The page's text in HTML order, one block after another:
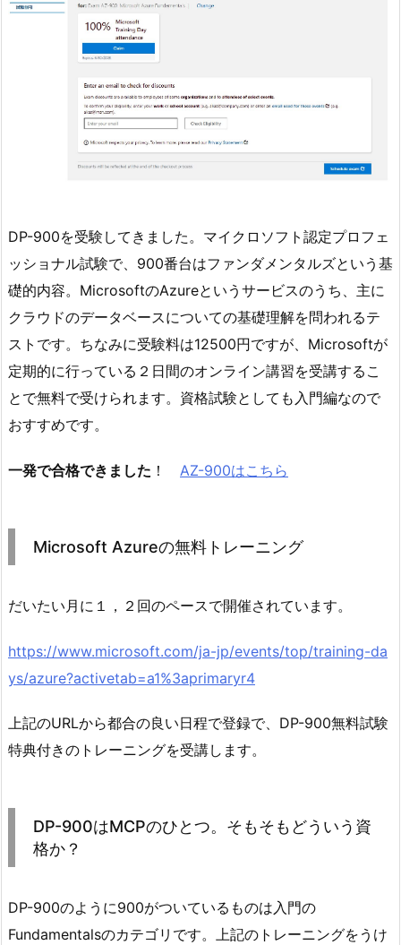
DP-900を受験してきました。マイクロソフト認定プロフェ
ッショナル試験で、900番台はファンダメンタルズという基
礎的内容。MicrosoftのAzureというサービスのうち、主に
クラウドのデータベースについての基礎理解を問われるテ
ストです。ちなみに受験料は12500円ですが、Microsoftが
定期的に行っている２日間のオンライン講習を受講するこ
とで無料で受けられます。資格試験としても入門編なので
おすすめです。
一発で合格できました ！ AZ-900はこちら
Microsoft Azureの無料トレーニング
だいたい月に１，２回のペースで開催されています。
https://www.microsoft.com/ja-jp/events/top/training-da
ys/azure?activetab=a1%3aprimaryr4
上記のURLから都合の良い日程で登録で、DP-900無料試験
特典付きのトレーニングを受講します。
DP-900はMCPのひとつ。そもそもどういう資
格か？
DP-900のように900がついているものは入門の
Fundamentalsのカテゴリです。上記のトレーニングをうけ